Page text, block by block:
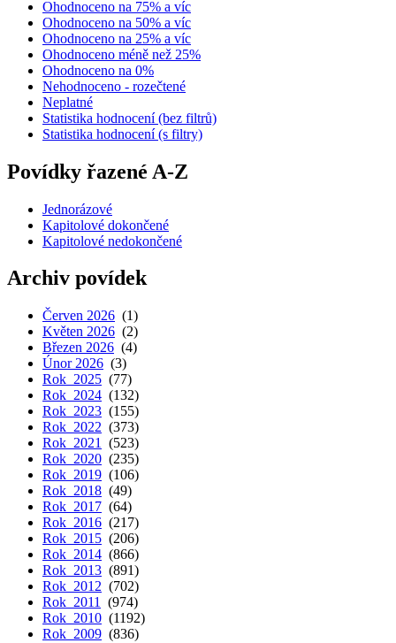
Ohodnoceno na 75% a víc
Ohodnoceno na 50% a víc
Ohodnoceno na 25% a víc
Ohodnoceno méně než 25%
Ohodnoceno na 0%
Nehodnoceno - rozečtené
Neplatné
Statistika hodnocení (bez filtrů)
Statistika hodnocení (s filtry)
Povídky řazené A-Z
Jednorázové
Kapitolové dokončené
Kapitolové nedokončené
Archiv povídek
Červen 2026 (1)
Květen 2026 (2)
Březen 2026 (4)
Únor 2026 (3)
Rok 2025 (77)
Rok 2024 (132)
Rok 2023 (155)
Rok 2022 (373)
Rok 2021
(523)
Rok 2020 (235)
Rok 2019 (106)
Rok 2018 (49)
Rok 2017 (64)
Rok 2016 (217)
Rok 2015 (206)
Rok 2014 (866)
Rok 2013 (891)
Rok 2012 (702)
Rok 2011
(974)
Rok 2010 (1192)
Rok 2009 (836)